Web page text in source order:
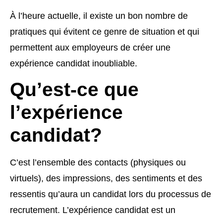
À l’heure actuelle, il existe un bon nombre de
pratiques qui évitent ce genre de situation et qui
permettent aux employeurs de créer une
expérience candidat inoubliable.
Qu’est-ce que
l’expérience
candidat?
C’est l’ensemble des contacts (physiques ou
virtuels), des impressions, des sentiments et des
ressentis qu’aura un candidat lors du processus de
recrutement. L’expérience candidat est un